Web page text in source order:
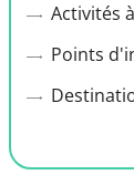
Activités
Points